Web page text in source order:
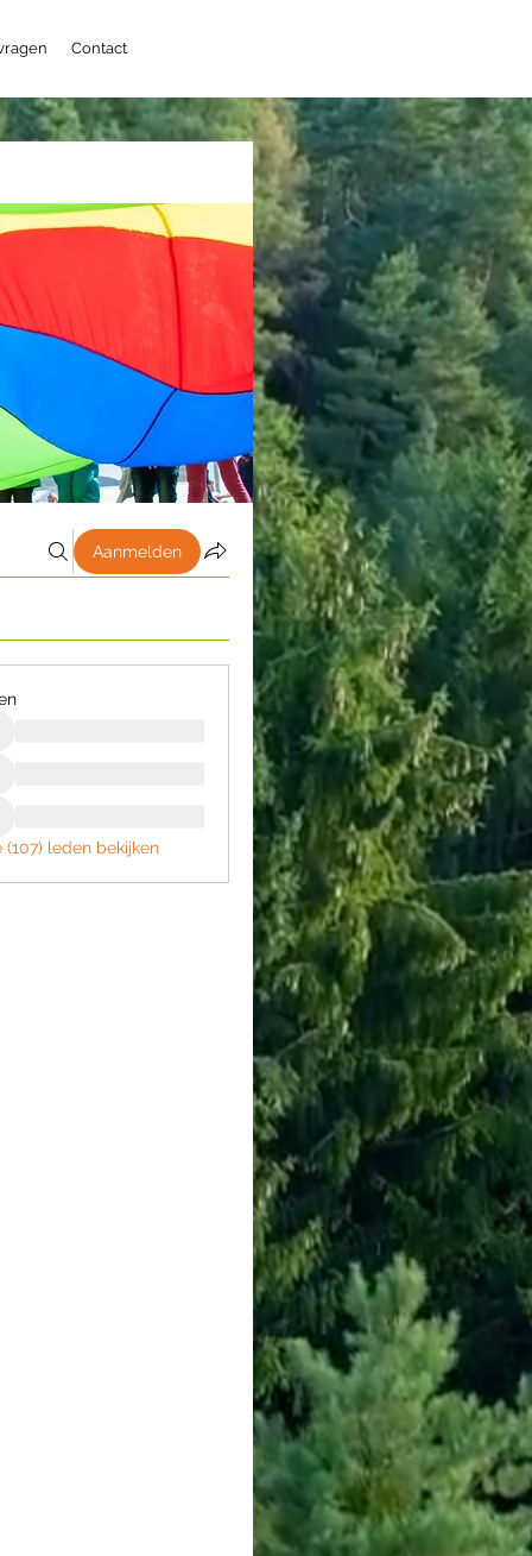
Contact
Aanmelden
(107) leden bekijken